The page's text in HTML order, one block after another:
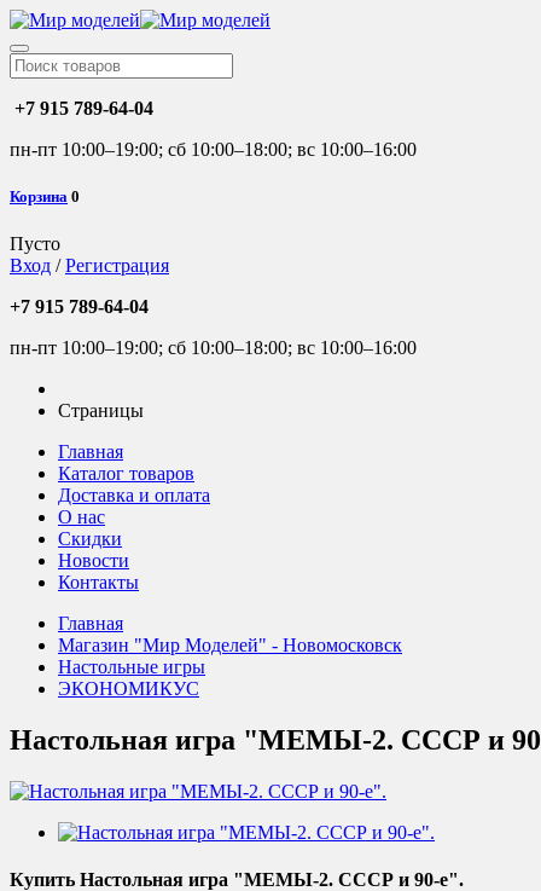
+7 915 789-64-04
пн-пт 10:00–19:00; сб 10:00–18:00; вс 10:00–16:00
Корзина 0
Пусто
Вход /Регистрация
+7 915 789-64-04
пн-пт 10:00–19:00; сб 10:00–18:00; вс 10:00–16:00
Страницы
Главная
Каталог товаров
Доставка и оплата
О нас
Скидки
Новости
Контакты
Главная
Магазин "Мир Моделей" - Новомосковск
Настольные игры
ЭКОНОМИКУС
Настольная игра "МЕМЫ-2. СССР и
Купить Настольная игра "МЕМЫ-2. СССР и 90-е".